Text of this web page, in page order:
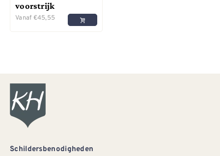
voorstrijk
Vanaf €45,55
Schildersbenodigheden